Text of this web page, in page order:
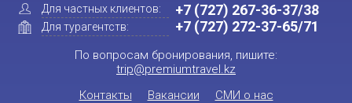
Для частных клиентов:
Для турагентств:
+7 (727) 267-36-37/38
+7 (727) 272-37-65/71
По вопросам бронирования, пишите:
trip@premiumtravel.kz
Контакты
Вакансии СМИ о нас